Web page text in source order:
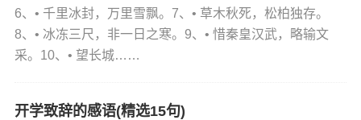
6、• 千里冰封，万里雪飘。7、• 草木秋死，松柏独存。
8、• 冰冻三尺，非一日之寒。9、• 惜秦皇汉武，略输文
采。10、• 望长城……
开学致辞的感语(精选15句)